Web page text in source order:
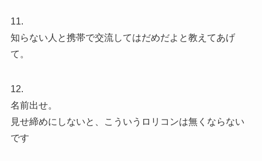
11.
知らない人と携帯で交流してはだめだよと教えてあげ
て。
12.
名前出せ。
見せ締めにしないと、こういうロリコンは無くならない
です